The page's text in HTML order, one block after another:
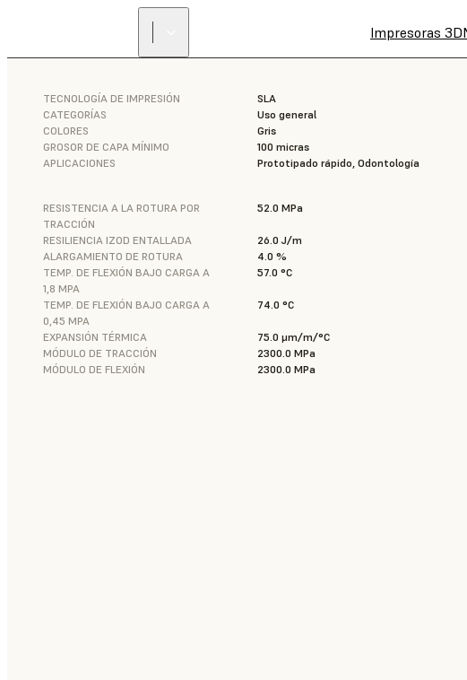
Impresoras 3D
TECNOLOGÍA DE IMPRESIÓN
SLA
CATEGORÍAS
Uso general
COLORES
Gris
GROSOR DE CAPA MÍNIMO
100 micras
APLICACIONES
Prototipado rápido, Odontología
RESISTENCIA A LA ROTURA POR
TRACCIÓN
52.0 MPa
RESILIENCIA IZOD ENTALLADA
26.0 J/m
ALARGAMIENTO DE ROTURA
4.0 %
TEMP. DE FLEXIÓN BAJO CARGA A
1,8 MPA
57.0 °C
TEMP. DE FLEXIÓN BAJO CARGA A
0,45 MPA
74.0 °C
EXPANSIÓN TÉRMICA
75.0 μm/m/°C
MÓDULO DE TRACCIÓN
2300.0 MPa
MÓDULO DE FLEXIÓN
2300.0 MPa